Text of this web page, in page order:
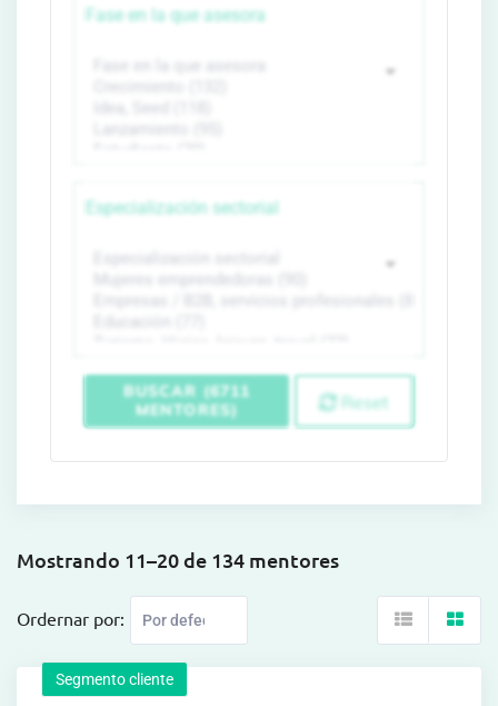
Fase en la que asesora
Especialización sectorial
BUSCAR (6711
MENTORES)
Reset
Mostrando 11–20 de 134 mentores
Ordernar por:
Segmento cliente